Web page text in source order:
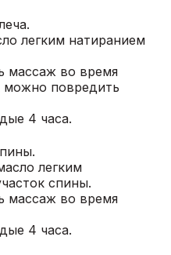
легким натиранием
массаж во время
можно повредить
4 часа.
легким
спины.
массаж во время
4 часа.